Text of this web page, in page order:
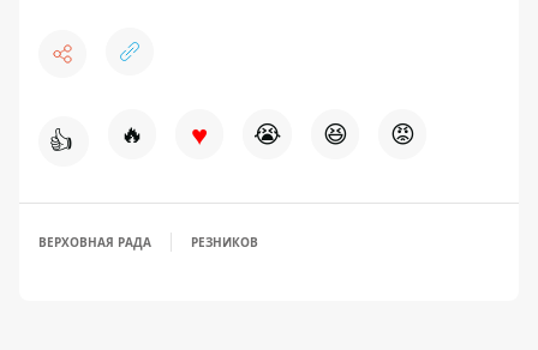
👍 🔥 ♥ 😭 😆 😡
ВЕРХОВНАЯ РАДА РЕЗНИКОВ